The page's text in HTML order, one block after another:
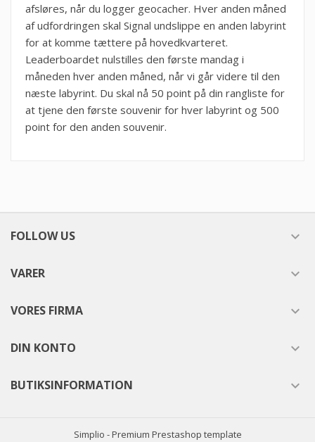
afsløres, når du logger geocacher. Hver anden måned
af udfordringen skal Signal undslippe en anden labyrint
for at komme tættere på hovedkvarteret.
Leaderboardet nulstilles den første mandag i
måneden hver anden måned, når vi går videre til den
næste labyrint. Du skal nå 50 point på din rangliste for
at tjene den første souvenir for hver labyrint og 500
point for den anden souvenir.
FOLLOW US 
VARER 
VORES FIRMA 
DIN KONTO 
BUTIKSINFORMATION 
Simplio - Premium Prestashop template